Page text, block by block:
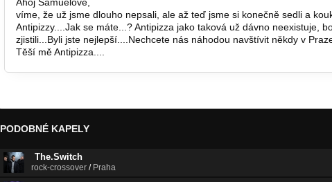
Ahoj Samuelové,
víme, že už jsme dlouho nepsali, ale až teď jsme si konečně sedli a
Antipizzy....Jak se máte...? Antipizza jako taková už dávno neexistuje,
zjistili...Byli jste nejlepší....Nechcete nás náhodou navštívit někdy v
Těší mě Antipizza....
PODOBNÉ KAPELY
The.Switch
rock-crossover / Praha